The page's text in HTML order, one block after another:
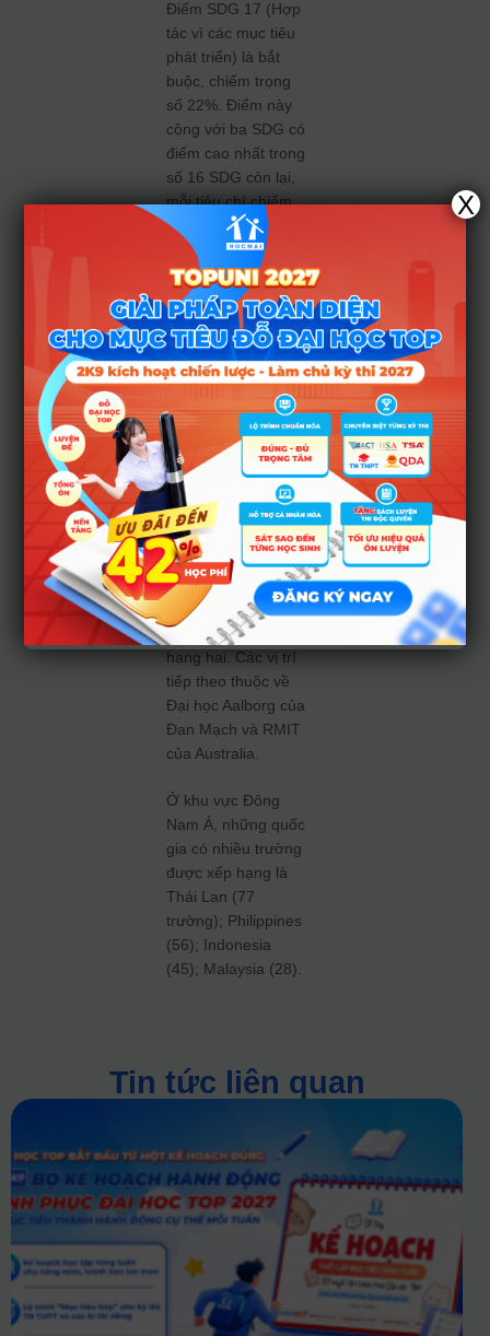
Điểm SDG 17 (Hợp
tác vì các mục tiêu
phát triển) là bắt
buộc, chiếm trọng
số 22%. Điểm này
cộng với ba SDG có
điểm cao nhất trong
số 16 SDG còn lại,
mỗi tiêu chí chiếm
26% tổng điểm, để
ra kết quả cuối
cùng. Ở mỗi SDG,
điểm được tính dựa
theo các yếu tố:
nghiên cứu, phụng
sự, gắn kết cộng
đồng và giáo dục.
Năm nay, Đại học
Western Sydney
của Australia dẫn
đầu bảng xếp hạng
tầm ảnh hưởng của
THE. Đại học
Manchester của
Anh và Tasmania
của Australia đồng
hạng hai. Các vị trí
tiếp theo thuộc về
Đại học Aalborg của
Đan Mạch và RMIT
của Australia.
Ở khu vực Đông
Nam Á, những quốc
gia có nhiều trường
được xếp hạng là
Thái Lan (77
trường); Philippines
(56); Indonesia
(45); Malaysia (28).
Tin tức liên quan
X